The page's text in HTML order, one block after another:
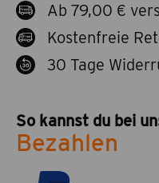
Ab 79,00 €
Kostenfreie
30 Tage
So kannst du bei
Bezahlen